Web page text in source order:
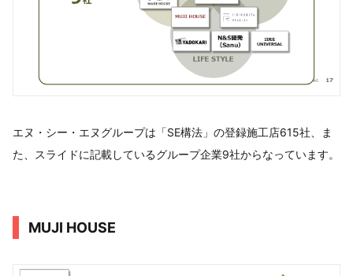
エヌ・シー・エヌグループは「SE構法」の登録施工店615社、ま
た、スライドに記載しているグループ企業9社からなっています。
MUJI HOUSE